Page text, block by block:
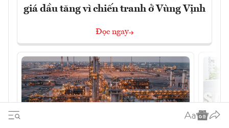
giá dầu tăng vì chiến tranh ở Vùng Vịnh
Đọc ngay